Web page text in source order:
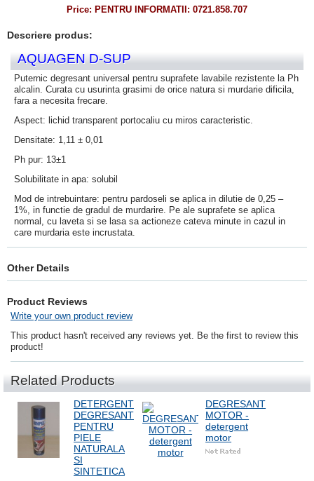
Price: PENTRU INFORMATII: 0721.858.707
Descriere produs:
AQUAGEN D-SUP
Puternic degresant universal pentru suprafete lavabile rezistente la Ph
alcalin. Curata cu usurinta grasimi de orice natura si murdarie dificila,
fara a necesita frecare.
Aspect: lichid transparent portocaliu cu miros caracteristic.
Densitate: 1,11 ± 0,01
Ph pur: 13±1
Solubilitate in apa: solubil
Mod de intrebuintare: pentru pardoseli se aplica in dilutie de 0,25 –
1%, in functie de gradul de murdarire. Pe ale suprafete se aplica
normal, cu laveta si se lasa sa actioneze cateva minute in cazul in
care murdaria este incrustata.
Other Details
Product Reviews
Write your own product review
This product hasn't received any reviews yet. Be the first to review this
product!
Related Products
DETERGENT
DEGRESANT
PENTRU
PIELE
NATURALA
SI
SINTETICA
DEGRESANT
MOTOR -
detergent
motor